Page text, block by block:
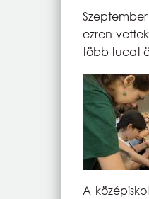
ezren
több tucat
A